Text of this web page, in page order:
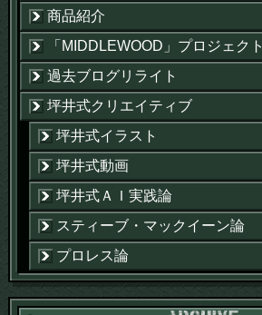
商品紹介
「MIDDLEWOOD」プロジェクト
過去ブログリライト
坪井式クリエイティブ
坪井式イラスト
坪井式動画
坪井式ＡＩ実践論
スティーブ・マックイーン論
プロレス論